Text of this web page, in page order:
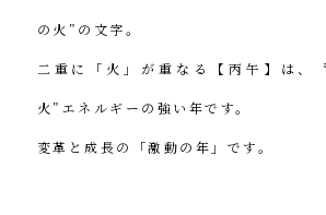
の火”の文字。
二重に「火」が重なる【丙午】は、
火”エネルギーの強い年です。
変革と成長の「激動の年」です。